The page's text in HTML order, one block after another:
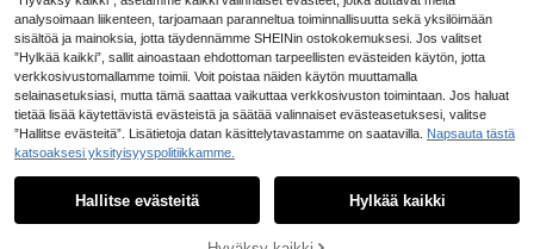
2.85€ 3.08€ 5.92€
analysoimaan liikenteen, tarjoamaan paranneltua toiminnallisuutta sekä yksilöimään
sisältöä ja mainoksia, jotta täydennämme SHEINin ostokokemuksesi. Jos valitset
”Hylkää kaikki”, sallit ainoastaan ehdottoman tarpeellisten evästeiden käytön, jotta
verkkosivustomallamme toimii. Voit poistaa näiden käytön muuttamalla
selainasetuksiasi, mutta tämä saattaa vaikuttaa verkkosivuston toimintaan. Jos haluat
tietää lisää käytettävistä evästeistä ja säätää valinnaiset evästeasetuksesi, valitse
”Hallitse evästeitä”. Lisätietoja datan käsittelytavastamme on saatavilla. Napsauta tästä
katsoaksesi yksityisyyspolitiikkamme.
Hallitse evästeitä Hylkää kaikki